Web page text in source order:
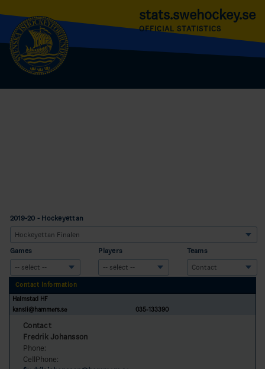
stats.swehockey.se
OFFICIAL STATISTICS
2019-20 - Hockeyettan
Games Players Teams
Contact Information
Halmstad HF
kansli@hammers.se
035-133390
Contact
Fredrik Johansson
Phone:
CellPhone: